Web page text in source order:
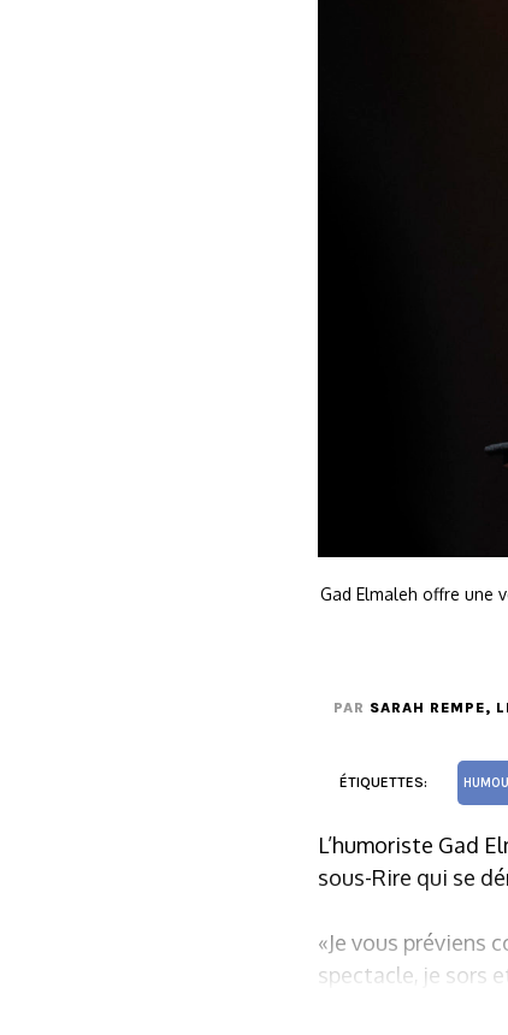
Gad Elmaleh offre une
PAR SARAH REMPE,
ÉTIQUETTES:
L’humoriste Gad
sous-Rire qui se
«Je vous préviens
spectacle, je sors